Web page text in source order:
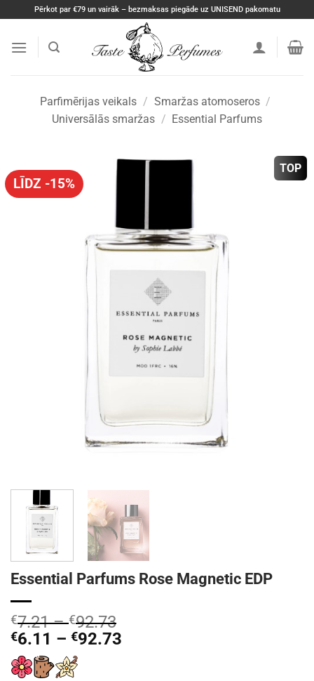
content
Pērkot par €79 un vairāk – bezmaksas piegāde uz UNISEND pakomatu
Parfimērijas veikals / Smaržas atomoseros /
Universālās smaržas / Essential Parfums
TOP
LĪDZ -15%
Essential Parfums Rose Magnetic EDP
€7.21–€92.73
€6.11 – €92.73